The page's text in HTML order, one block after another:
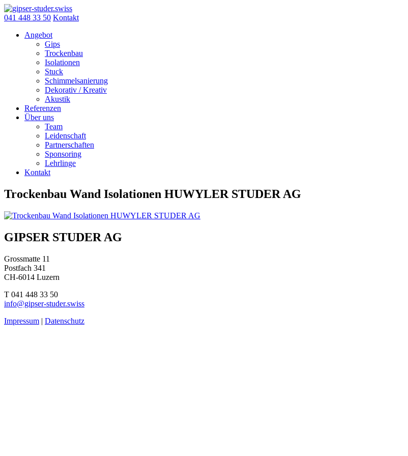
Skip
to
041 448 33 50 Kontakt
Angebot
Gips
Trockenbau
Isolationen
Stuck
Schimmelsanierung
Dekorativ / Kreativ
Akustik
Referenzen
Über uns
Team
Leidenschaft
Partnerschaften
Sponsoring
Lehrlinge
Kontakt
Trockenbau Wand Isolationen HUWYLER STUDER AG
Beitragsnavigation
GIPSER STUDER AG
Grossmatte 11
Postfach 341
CH-6014 Luzern
T 041 448 33 50
info@gipser-studer.swiss
Impressum | Datenschutz